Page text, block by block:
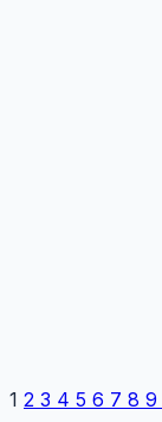
1 2 3 4 5 6 7 8 9